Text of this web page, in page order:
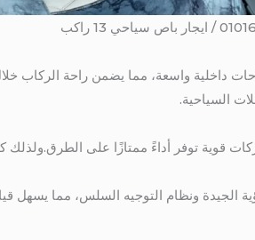
داخلية واسعة، مما يضمن راحة الركاب
السياحية.
قوية توفر أداءً ممتازًا على الطرق.ولذلك
الجيدة ونظام التوجيه السلس، مما